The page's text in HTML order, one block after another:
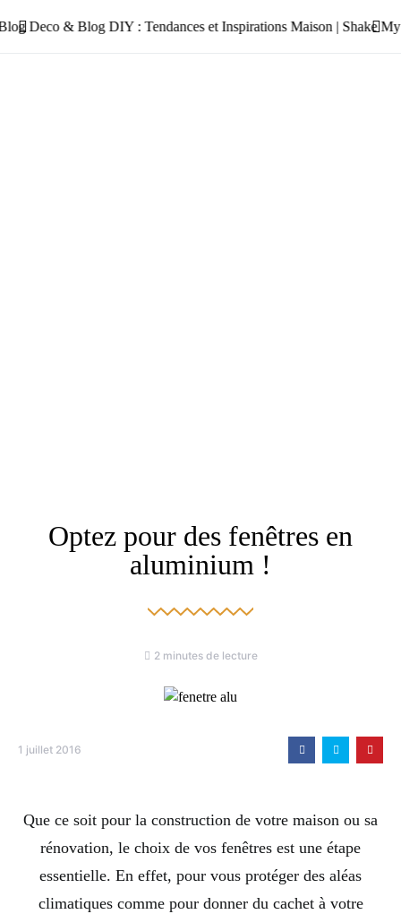
Optez pour des fenêtres en
aluminium !
2 minutes de lecture
1 juillet 2016
Que ce soit pour la construction de votre maison ou sa
rénovation, le choix de vos fenêtres est une étape
essentielle. En effet, pour vous protéger des aléas
climatiques comme pour donner du cachet à votre